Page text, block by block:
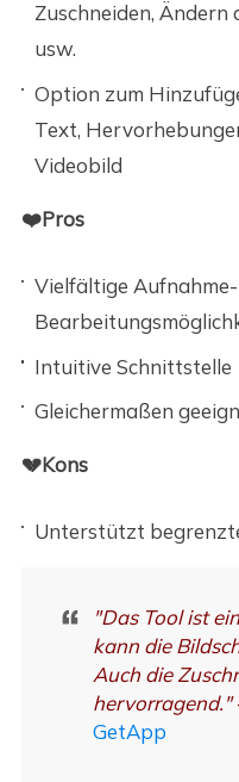
Zuschneiden, Ändern
usw.
Option zum
Text,
Videobild
❤️Pros
Vielfältige
Intuitive Schnittstelle
Gleichermaßen
💔Kons
Unterstützt
"Das Tool ist
kann die
Auch die
hervorragend."
GetApp